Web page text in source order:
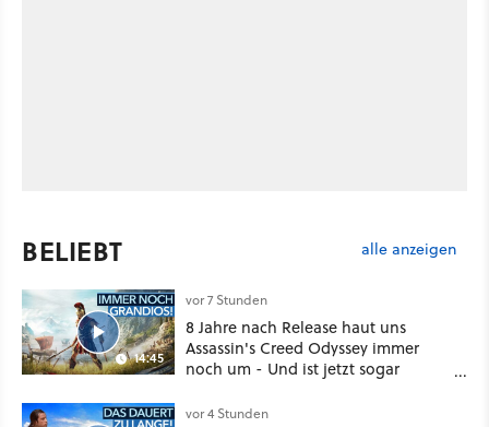
BELIEBT alle anzeigen
14:45
vor 7 Stunden
8 Jahre nach Release haut uns
Assassin's Creed Odyssey immer
noch um - Und ist jetzt sogar
vor 4 Stunden